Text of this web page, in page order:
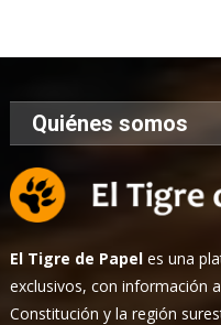
Quiénes somos
El Tigre de Papel es una
exclusivos, con información
Constitución y la región